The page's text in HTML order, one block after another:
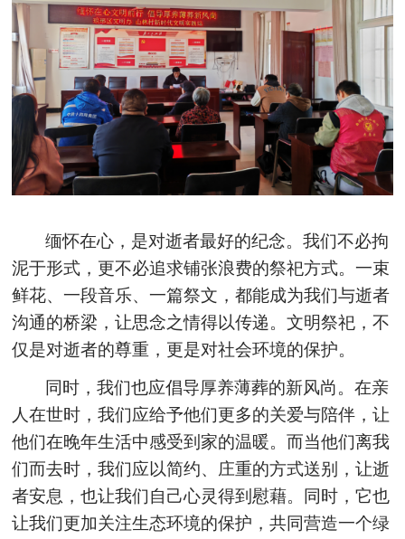
缅怀在心，是对逝者最好的纪念。我们不必拘
泥于形式，更不必追求铺张浪费的祭祀方式。一束
鲜花、一段音乐、一篇祭文，都能成为我们与逝者
沟通的桥梁，让思念之情得以传递。文明祭祀，不
仅是对逝者的尊重，更是对社会环境的保护。
同时，我们也应倡导厚养薄葬的新风尚。在亲
人在世时，我们应给予他们更多的关爱与陪伴，让
他们在晚年生活中感受到家的温暖。而当他们离我
们而去时，我们应以简约、庄重的方式送别，让逝
者安息，也让我们自己心灵得到慰藉。同时，它也
让我们更加关注生态环境的保护，共同营造一个绿